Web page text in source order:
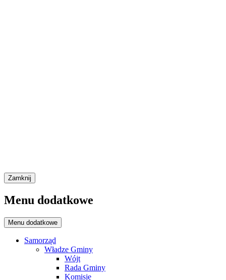
Zamknij
Menu dodatkowe
Menu dodatkowe
Samorząd
Władze Gminy
Wójt
Rada Gminy
Komisje